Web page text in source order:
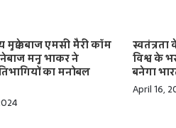
मुक्केबाज एमसी मैरी कॉम
मनु भाकर ने
का मनोबल
स्वतंत्रता
विश्व के
बनेगा
April 16,